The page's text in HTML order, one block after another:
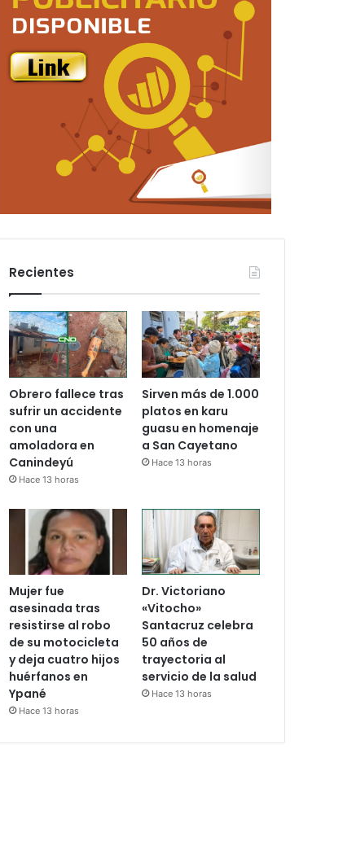
Recientes
Obrero fallece tras
sufrir un accidente
con una
amoladora en
Canindeyú
Hace 13 horas
Sirven más de 1.000
platos en karu
guasu en homenaje
a San Cayetano
Hace 13 horas
Mujer fue
asesinada tras
resistirse al robo
de su motocicleta
y deja cuatro hijos
huérfanos en
Ypané
Hace 13 horas
Dr. Victoriano
«Vitocho»
Santacruz celebra
50 años de
trayectoria al
servicio de la salud
Hace 13 horas